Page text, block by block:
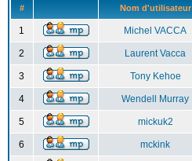
# Nom d'utilisateur
1 Michel VACCA
2 Laurent Vacca
3 Tony Kehoe
4 Wendell Murray
5 mickuk2
6 mckink